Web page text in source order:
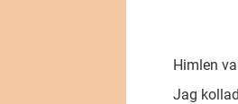
Himlen
Jag